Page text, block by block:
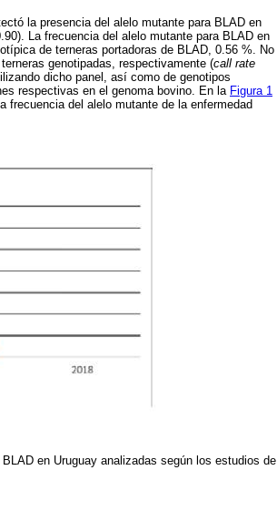
la presencia del alelo mutante para BLAD en
La frecuencia del alelo mutante para BLAD en
de terneras portadoras de BLAD, 0.56 %. No
genotipadas, respectivamente (call rate
dicho panel, así como de genotipos
respectivas en el genoma bovino. En la Figura 1
frecuencia del alelo mutante de la enfermedad
en Uruguay analizadas según los estudios de